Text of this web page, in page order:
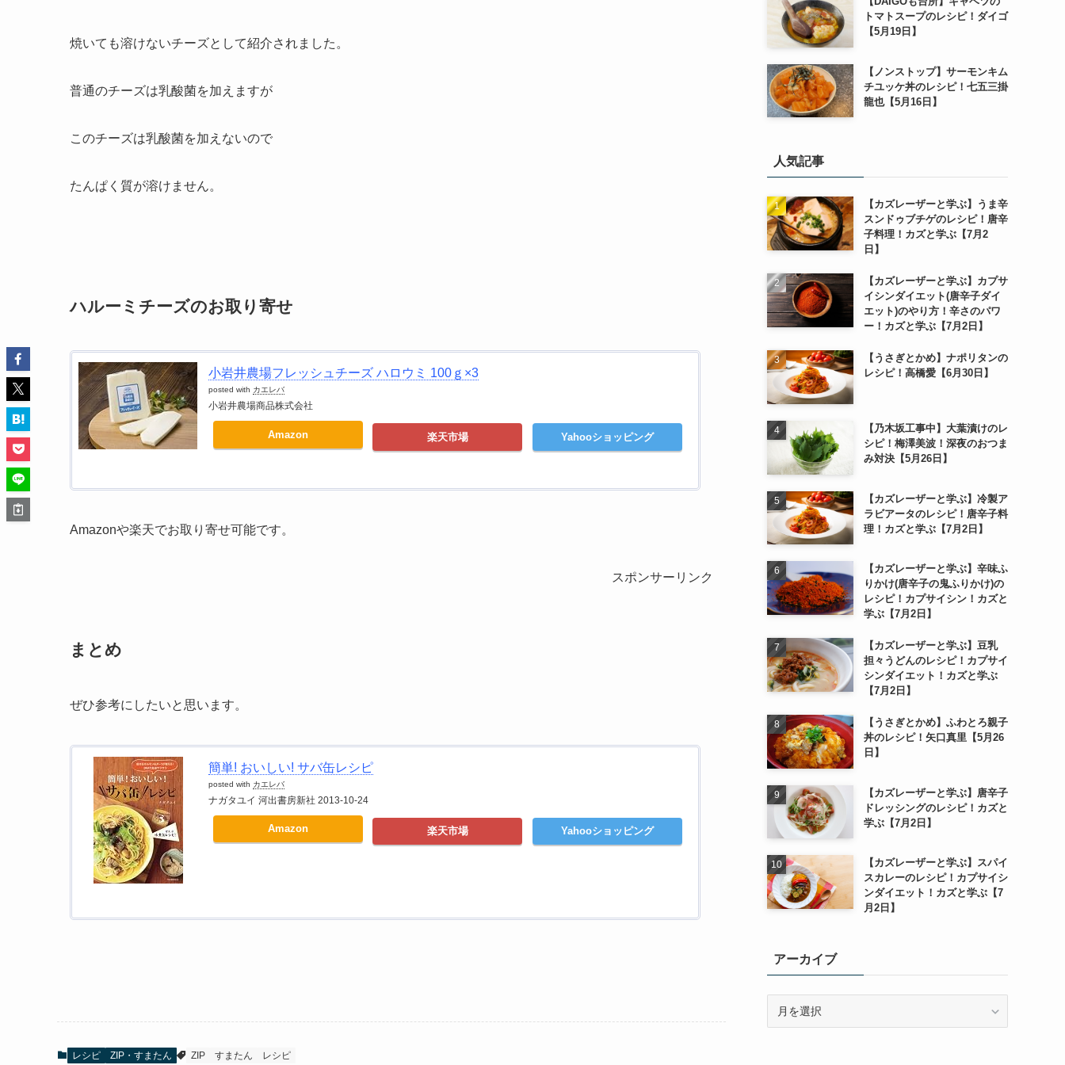
焼いても溶けないチーズとして紹介されました。
普通のチーズは乳酸菌を加えますが
このチーズは乳酸菌を加えないので
たんぱく質が溶けません。
ハルーミチーズのお取り寄せ
小岩井農場フレッシュチーズ ハロウミ 100ｇ×3
posted with カエレバ
小岩井農場商品株式会社
Amazon 楽天市場 Yahooショッピング
Amazonや楽天でお取り寄せ可能です。
スポンサーリンク
まとめ
ぜひ参考にしたいと思います。
簡単! おいしい! サバ缶レシピ
posted with カエレバ
ナガタユイ 河出書房新社 2013-10-24
Amazon 楽天市場 Yahooショッピング
レシピ ZIP・すまたん ZIP すまたん レシピ
トマトスープのレシピ！ダイゴ
【5月19日】
【ノンストップ】サーモンキム
チユッケ丼のレシピ！七五三掛
龍也【5月16日】
人気記事
【カズレーザーと学ぶ】うま辛
スンドゥブチゲのレシピ！唐辛
子料理！カズと学ぶ【7月2
日】
【カズレーザーと学ぶ】カプサ
イシンダイエット(唐辛子ダイ
エット)のやり方！辛さのパワ
ー！カズと学ぶ【7月2日】
【うさぎとかめ】ナポリタンの
レシピ！高橋愛【6月30日】
【乃木坂工事中】大葉漬けのレ
シピ！梅澤美波！深夜のおつま
み対決【5月26日】
【カズレーザーと学ぶ】冷製ア
ラビアータのレシピ！唐辛子料
理！カズと学ぶ【7月2日】
【カズレーザーと学ぶ】辛味ふ
りかけ(唐辛子の鬼ふりかけ)の
レシピ！カプサイシン！カズと
学ぶ【7月2日】
【カズレーザーと学ぶ】豆乳
担々うどんのレシピ！カプサイ
シンダイエット！カズと学ぶ
【7月2日】
【うさぎとかめ】ふわとろ親子
丼のレシピ！矢口真里【5月26
日】
【カズレーザーと学ぶ】唐辛子
ドレッシングのレシピ！カズと
学ぶ【7月2日】
【カズレーザーと学ぶ】スパイ
スカレーのレシピ！カプサイシ
ンダイエット！カズと学ぶ【7
月2日】
アーカイブ